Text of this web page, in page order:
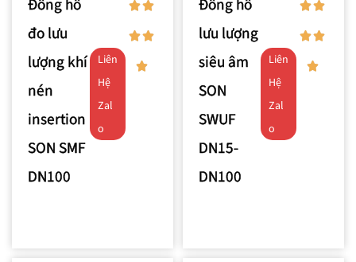
Đồng hồ
đo lưu
lượng khí
nén
insertion
SON SMF
DN100
Liên
Hệ
Zal
o
Đồng hồ
lưu lượng
siêu âm
SON
SWUF
DN15-
DN100
Liên
Hệ
Zal
o